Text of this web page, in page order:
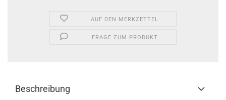
AUF DEN MERKZETTEL
FRAGE ZUM PRODUKT
Beschreibung